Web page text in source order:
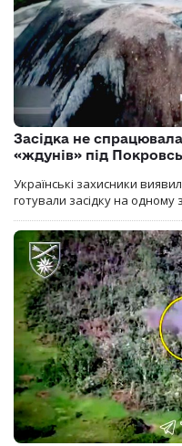
Засідка не
«ждунів» під
Українські захисники
готували засідку на одному